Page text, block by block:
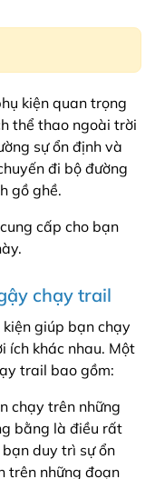
kiện quan trọng
thể thao ngoài trời
sự ổn định và
đi bộ đường
gồ ghề.
cấp cho bạn
chạy trail
giúp bạn chạy
ích khác nhau. Một
trail bao gồm:
chạy trên những
bằng là điều rất
duy trì sự ổn
trên những đoạn